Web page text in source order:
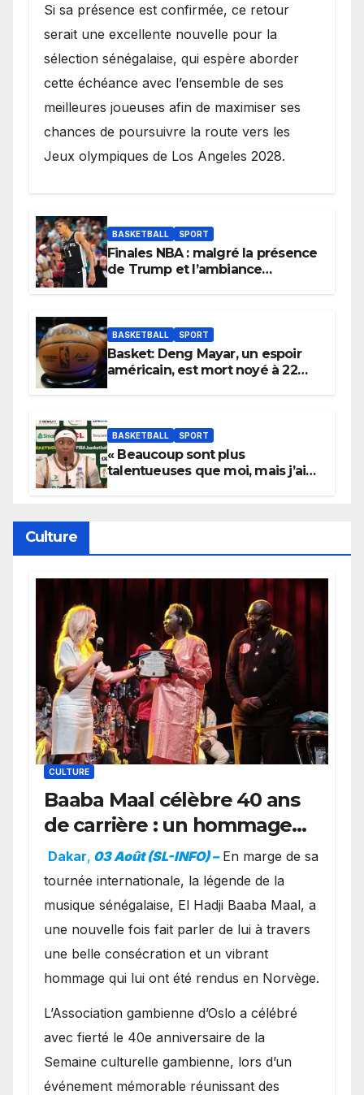
Si sa présence est confirmée, ce retour
serait une excellente nouvelle pour la
sélection sénégalaise, qui espère aborder
cette échéance avec l’ensemble de ses
meilleures joueuses afin de maximiser ses
chances de poursuivre la route vers les
Jeux olympiques de Los Angeles 2028.
BASKETBALL SPORT
Finales NBA : malgré la présence
de Trump et l’ambiance
BASKETBALL SPORT
Basket: Deng Mayar, un espoir
américain, est mort noyé à 22
BASKETBALL SPORT
« Beaucoup sont plus
talentueuses que moi, mais j’ai
Culture
CULTURE
Baaba Maal célèbre 40 ans
de carrière : un hommage
exceptionnel à Oslo en
présence de la famille
royale.
Dakar, 03 Août (SL-INFO) – ​En marge de sa
tournée internationale, la légende de la
musique sénégalaise, El Hadji Baaba Maal, a
une nouvelle fois fait parler de lui à travers
une belle consécration et un vibrant
hommage qui lui ont été rendus en Norvège.
​L’Association gambienne d’Oslo a célébré
avec fierté le 40e anniversaire de la
Semaine culturelle gambienne, lors d’un
événement mémorable réunissant des